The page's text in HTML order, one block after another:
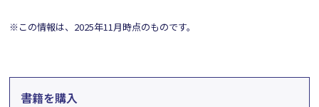
※この情報は、2025年11月時点のものです。
書籍を購入